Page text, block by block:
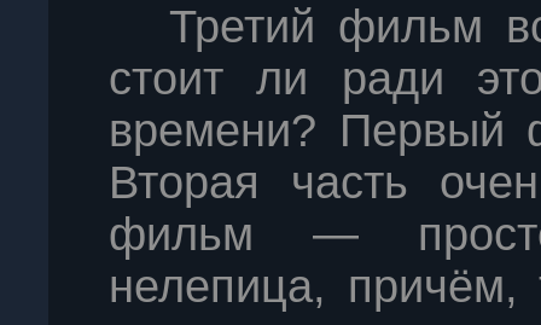
Третий фильм
стоит ли ради
времени? Первый
Вторая часть
фильм —
нелепица, причём,